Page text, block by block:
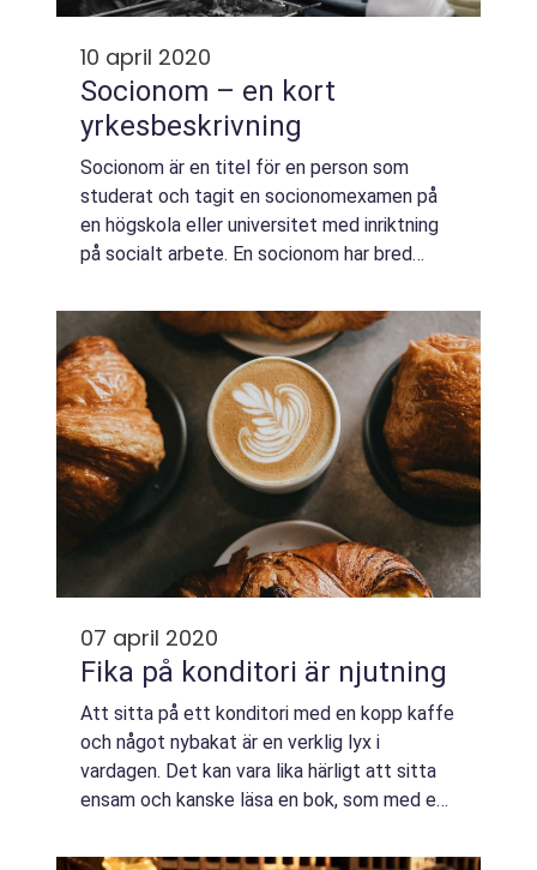
10 april 2020
Socionom – en kort
yrkesbeskrivning
Socionom är en titel för en person som
studerat och tagit en socionomexamen på
en högskola eller universitet med inriktning
på socialt arbete. En socionom har bred
samhällsproble...
07 april 2020
Fika på konditori är njutning
Att sitta på ett konditori med en kopp kaffe
och något nybakat är en verklig lyx i
vardagen. Det kan vara lika härligt att sitta
ensam och kanske läsa en bok, som med en